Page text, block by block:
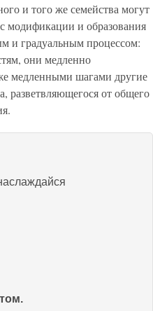
и того же семейства могут
модификации и образования
и градуальным процессом:
они медленно
медленными шагами другие
разветвляющегося от общего